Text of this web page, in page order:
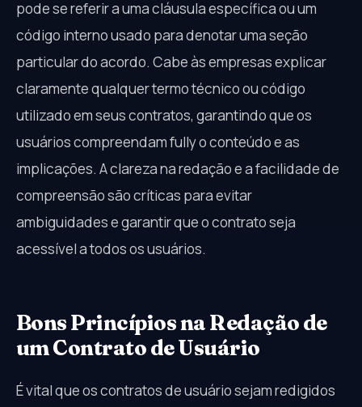
pode se referir a uma cláusula específica ou um
código interno usado para denotar uma seção
particular do acordo. Cabe às empresas explicar
claramente qualquer termo técnico ou código
utilizado em seus contratos, garantindo que os
usuários compreendam fully o conteúdo e as
implicações. A clareza na redação e a facilidade de
compreensão são críticas para evitar
ambiguidades e garantir que o contrato seja
acessível a todos os usuários.
Bons Princípios na Redação de
um Contrato de Usuário
É vital que os contratos de usuário sejam redigidos